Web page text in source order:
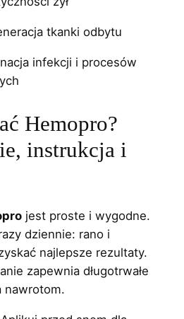
tkanki odbytu
infekcji i procesów
Hemopro?
instrukcja i
jest proste i wygodne.
dziennie: rano i
najlepsze rezultaty.
zapewnia długotrwałe
nawrotom.